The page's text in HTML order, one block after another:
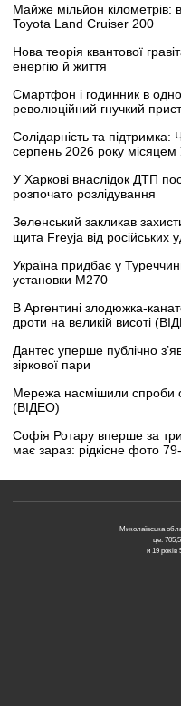
Майже мільйон кілометрів:
Toyota Land Cruiser 200
Нова теорія квантової
енергію й життя
Смартфон і годинник в
революційний гнучкий
Солідарність та підтримка:
серпень 2026 року місяцем
У Харкові внаслідок ДТП
розпочато розлідування
Зеленський закликав
щита Freyja від російських
Україна придбає у
установки M270
В Аргентині злодюжка-
дроти на великій висоті
Дантес уперше публічно
зіркової пари
Мережа насмішили спроби
(ВІДЕО)
Софія Ротару вперше за
має зараз: рідкісне фото 79-
Миколаївська
це:
и 19 років